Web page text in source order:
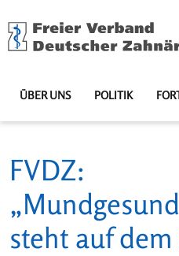
ÜBER UNS POLITIK
FVDZ:
steht auf dem